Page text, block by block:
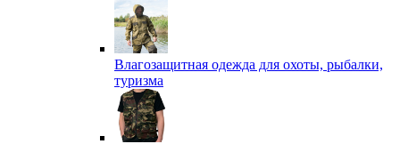
Влагозащитная одежда для охоты, рыбалки,
туризма